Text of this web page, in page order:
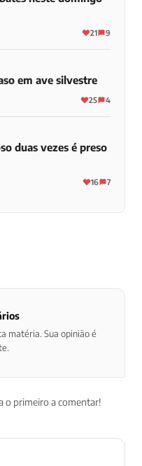
21 9
em ave silvestre
25 4
duas vezes é preso
16 7
matéria. Sua opinião é
o primeiro a comentar!